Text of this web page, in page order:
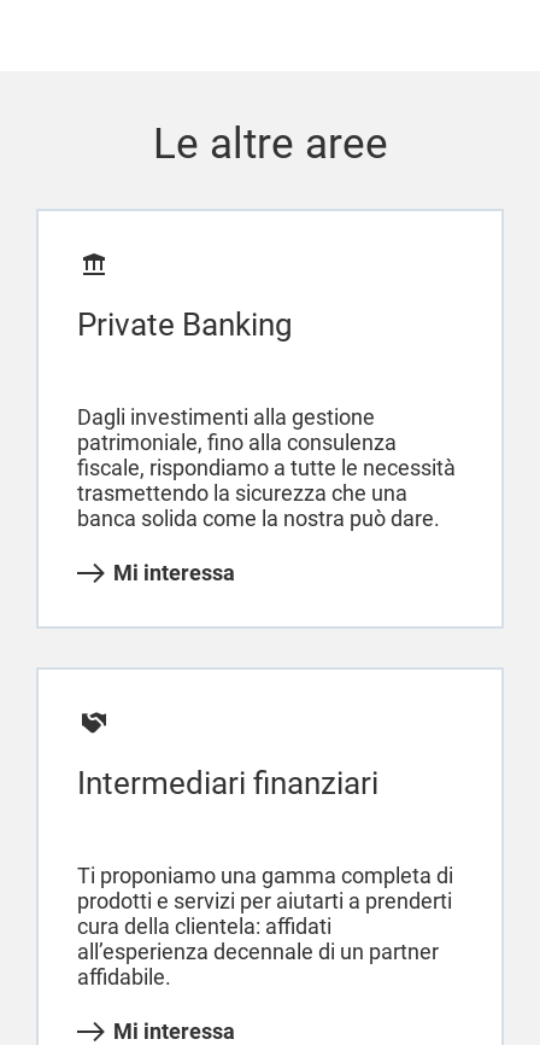
Le altre aree
Private Banking
Dagli investimenti alla gestione
patrimoniale, fino alla consulenza
fiscale, rispondiamo a tutte le necessità
trasmettendo la sicurezza che una
banca solida come la nostra può dare.
Mi interessa
Intermediari finanziari
Ti proponiamo una gamma completa di
prodotti e servizi per aiutarti a prenderti
cura della clientela: affidati
all’esperienza decennale di un partner
affidabile.
Mi interessa